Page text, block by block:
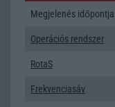
Megjelenés időpontja
Operációs rendszer
RotaS
Frekvenciasáv